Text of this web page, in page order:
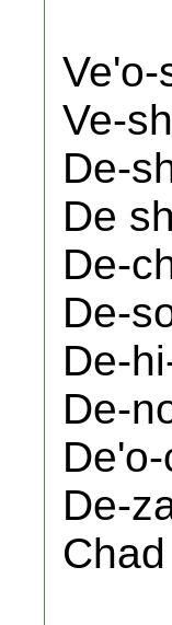
Ve-
De-
De
De-
De-
De-
De-
De-